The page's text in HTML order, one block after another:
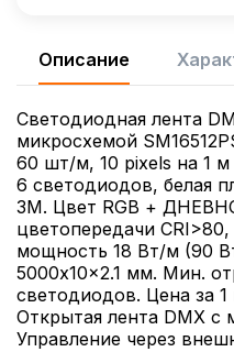
Описание
Светодиодная лента
микросхемой
60 шт/м, 10 pixels на 1 м
6 светодиодов, белая
3М. Цвет RGB +
цветопередачи
мощность 18 Вт/м (90
5000x10x2.1 мм. Мин.
светодиодов. Цена за 1
Открытая лента DMX с
Управление через